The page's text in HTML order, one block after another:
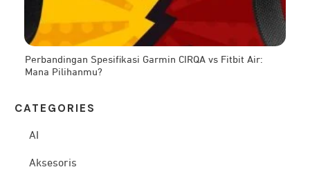
Perbandingan Spesifikasi Garmin CIRQA vs Fitbit Air:
Mana Pilihanmu?
CATEG ORIES
AI
Aksesoris